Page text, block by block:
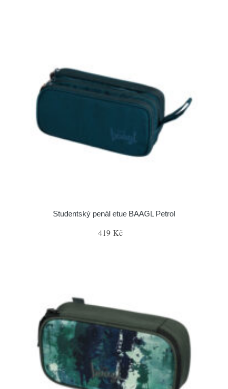
Studentský penál etue BAAGL Petrol
419 Kč